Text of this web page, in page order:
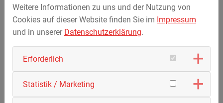
AgraBas® Plus
Weitere Informationen zu uns und der Nutzung von
Cookies auf dieser Website finden Sie im Impressum
und in unserer Datenschutzerklärung.
Erforderlich
Statistik / Marketing